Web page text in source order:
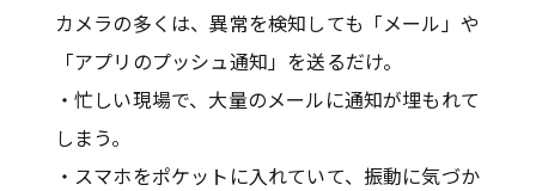
カメラの多くは、異常を検知しても「メール」や
「アプリのプッシュ通知」を送るだけ。
・忙しい現場で、大量のメールに通知が埋もれて
しまう。
・スマホをポケットに入れていて、振動に気づか